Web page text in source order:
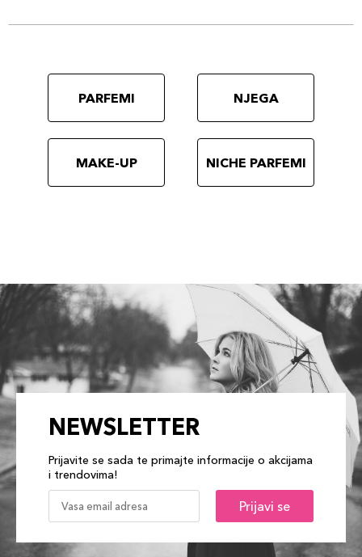
PARFEMI NJEGA
MAKE-UP NICHE PARFEMI
NEWSLETTER
Prijavite se sada te primajte informacije o akcijama
i trendovima!
Prijavi se